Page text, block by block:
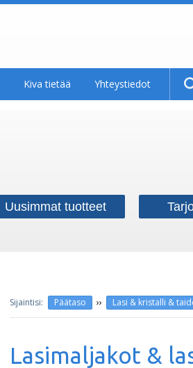
Kiva tietää Yhteystiedot
Uusimmat tuotteet
Päätaso ›› Lasi & kristalli &
Lasimaljakot &